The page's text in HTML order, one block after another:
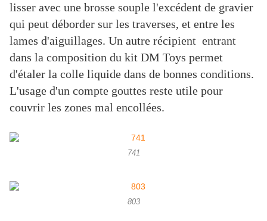
lisser avec une brosse souple l'excédent de gravier
qui peut déborder sur les traverses, et entre les
lames d'aiguillages. Un autre récipient entrant
dans la composition du kit DM Toys permet
d'étaler la colle liquide dans de bonnes conditions.
L'usage d'un compte gouttes reste utile pour
couvrir les zones mal encollées.
741
803